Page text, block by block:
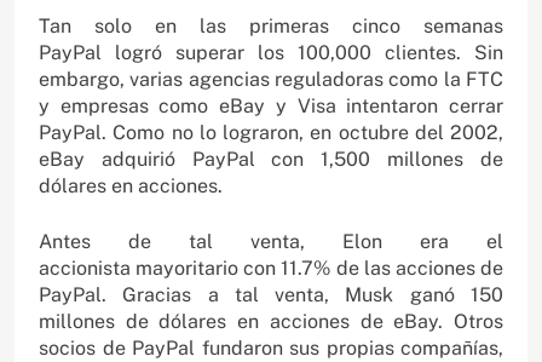
Tan solo en las primeras cinco semanas
PayPal logró superar los 100,000 clientes. Sin
embargo, varias agencias reguladoras como la FTC
y empresas como eBay y Visa intentaron cerrar
PayPal. Como no lo lograron, en octubre del 2002,
eBay adquirió PayPal con 1,500 millones de
dólares en acciones.
Antes de tal venta, Elon era el
accionista mayoritario con 11.7% de las acciones de
PayPal. Gracias a tal venta, Musk ganó 150
millones de dólares en acciones de eBay. Otros
socios de PayPal fundaron sus propias compañías,